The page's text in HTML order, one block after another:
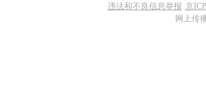
违法和不良信息举报 京
网上传